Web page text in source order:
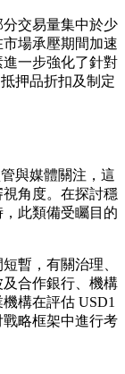
交易量集中於少
場承壓期間加速
一步強化了針對
押品折扣及制定
與媒體關注，這
角度。在探討穩
此類備受矚目的
暫，有關治理、
合作銀行、機構
構在評估 USD1
略框架中進行考